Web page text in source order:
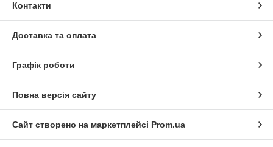
Контакти
Доставка та оплата
Графік роботи
Повна версія сайту
Сайт створено на маркетплейсі Prom.ua